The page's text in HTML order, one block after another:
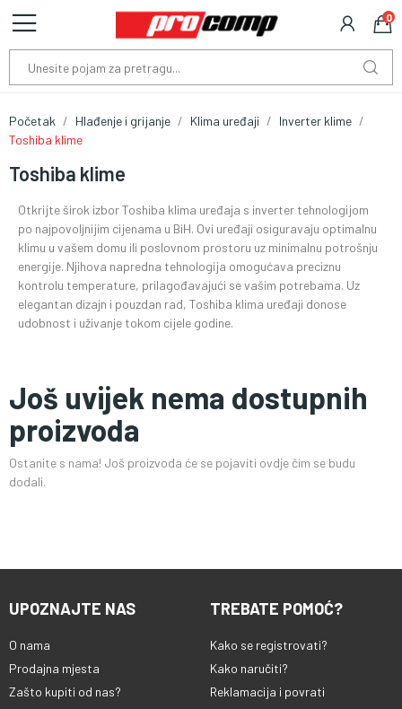
0
Početak Hlađenje i grijanje Klima uređaji
Inverter klime
Toshiba klime
Toshiba klime
Otkrijte širok izbor Toshiba klima uređaja s inverter tehnologijom
po najpovoljnijim cijenama u BiH. Ovi uređaji osiguravaju optimalnu
klimu u vašem domu ili poslovnom prostoru uz minimalnu potrošnju
energije. Njihova napredna tehnologija omogućava preciznu
kontrolu temperature, prilagođavajući se vašim potrebama. Uz
elegantan dizajn i pouzdan rad, Toshiba klima uređaji donose
udobnost i uživanje tokom cijele godine.
Još uvijek nema dostupnih
proizvoda
Ostanite s nama! Još proizvoda će se pojaviti ovdje čim se budu
dodali.
UPOZNAJTE NAS
O nama
Prodajna mjesta
Zašto kupiti od nas?
TREBATE POMOĆ?
Kako se registrovati?
Kako naručiti?
Reklamacija i povrati